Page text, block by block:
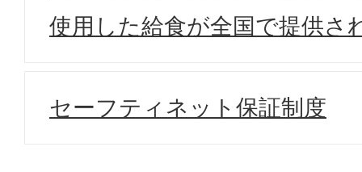
使用した給食が全国で提供さ
セーフティネット保証制度